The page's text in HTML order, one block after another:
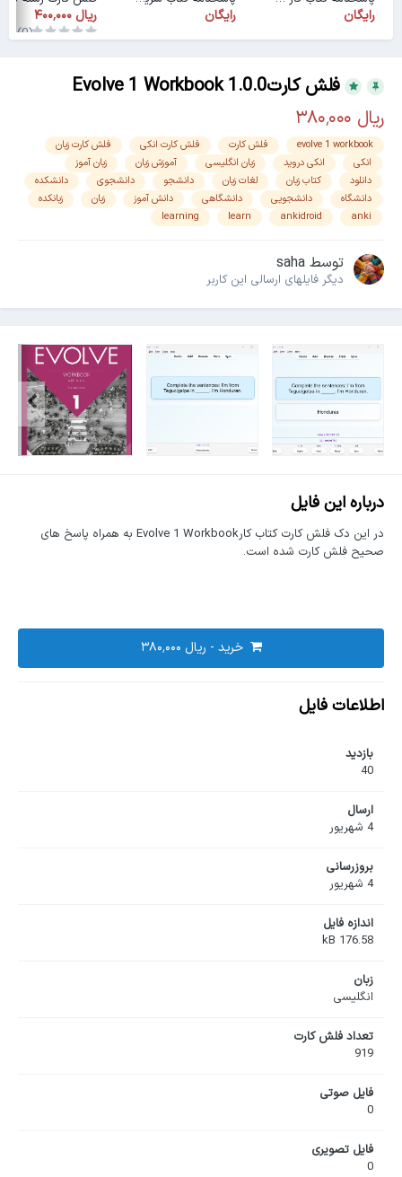
رایگان رایگان
(0)
فلش کارتEvolve 1 Workbook 1.0.0
evolve 1 workbook فلش کارت فلش کارت انکی
فلش کارت زبان
انکی
انکی دروید زبان انگلیسی آموزش زبان
زبان آموز
دانلود
کتاب زبان لغات زبان دانشجو دانشجوی
دانشکده
دانشگاه
دانشجویی دانشگاهی دانش آموز زبان
زبانکده
anki
ankidroid
learn
learning
توسط saha
دیگر فایل‎های ارسالی این کاربر
درباره این فایل
در این دک فلش کارت کتاب کارEvolve 1 Workbook به همراه پاسخ های
صحیح فلش کارت شده است.
خرید -
اطلاعات فایل
بازدید
40
ارسال
4 شهریور
بروزرسانی
4 شهریور
اندازه فایل
176.58 kB
زبان
انگلیسی
تعداد فلش کارت
919
فایل صوتی
0
فایل تصویری
0